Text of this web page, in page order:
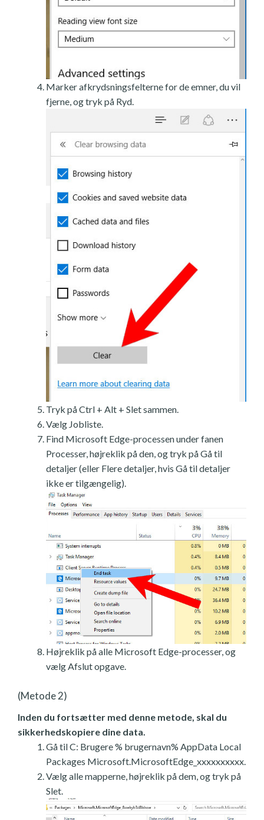
Marker afkrydsningsfelterne for de emner, du vil
fjerne, og tryk på Ryd.
Tryk på Ctrl + Alt + Slet sammen.
Vælg Jobliste.
Find Microsoft Edge-processen under fanen
Processer, højreklik på den, og tryk på Gå til
detaljer (eller Flere detaljer, hvis Gå til detaljer
ikke er tilgængelig).
Højreklik på alle Microsoft Edge-processer, og
vælg Afslut opgave.
(Metode 2)
Inden du fortsætter med denne metode, skal du
sikkerhedskopiere dine data.
Gå til C: Brugere % brugernavn% AppData Local
Packages Microsoft.MicrosoftEdge_xxxxxxxxxx.
Vælg alle mapperne, højreklik på dem, og tryk på
Slet.